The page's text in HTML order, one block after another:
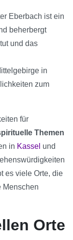
Eberbach ist ein
beherbergt
und das
in
zum
für
Themen
in Kassel und
es viele Orte, die
Menschen
Orte